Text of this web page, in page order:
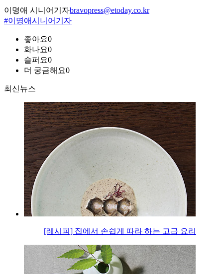
이명애 시니어기자bravopress@etoday.co.kr
#이명애시니어기자
좋아요0
화나요0
슬퍼요0
더 궁금해요0
최신뉴스
[레시피] 집에서 손쉽게 따라 하는 고급 요리